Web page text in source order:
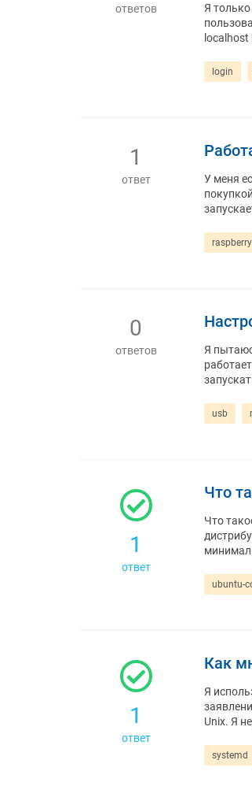
ответов
Я
localhost
login
1
ответ
У меня
0
ответов
Я
usb
1
ответ
Что
Что
ubuntu-
1
ответ
Как
Я
Unix. Я
systemd